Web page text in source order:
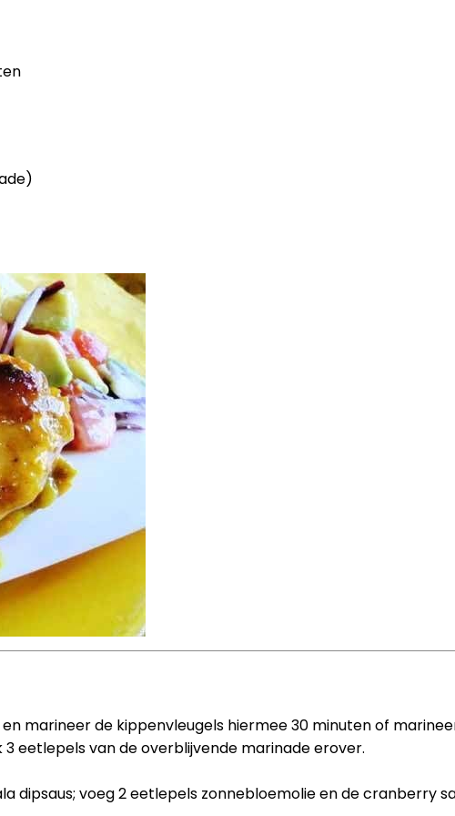
marineer de kippenvleugels hiermee 30 minuten of
eetlepels van de overblijvende marinade erover.
dipsaus; voeg 2 eetlepels zonnebloemolie en de cranberry